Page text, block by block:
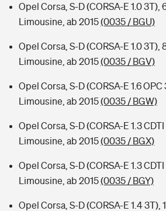
Opel Corsa, S-D (CORSA-E 1.0 3T),
Limousine, ab 2015(0035 / BGU)
Opel Corsa, S-D (CORSA-E 1.0 3T),
Limousine, ab 2015(0035 / BGV)
Opel Corsa, S-D (CORSA-E 1.6 OPC
Limousine, ab 2015(0035 / BGW)
Opel Corsa, S-D (CORSA-E 1.3
Limousine, ab 2015(0035 / BGX)
Opel Corsa, S-D (CORSA-E 1.3
Limousine, ab 2015(0035 / BGY)
Opel Corsa, S-D (CORSA-E 1.4 3T),